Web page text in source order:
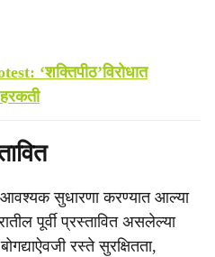
‘शक्तिपीठ’विरोधात
आवश्यक सुधारणा करण्यात आल्या
पूर्वी प्रस्तावित असलेल्या
रस्ते सुरक्षितता,